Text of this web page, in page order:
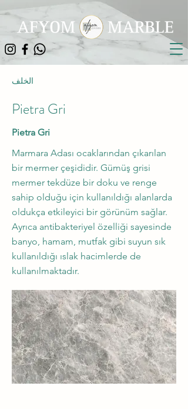
الخلف
Pietra Gri
Pietra Gri
Marmara Adası ocaklarından çıkarılan
bir mermer çeşididir. Gümüş grisi
mermer tekdüze bir doku ve renge
sahip olduğu için kullanıldığı alanlarda
oldukça etkileyici bir görünüm sağlar.
Ayrıca antibakteriyel özelliği sayesinde
banyo, hamam, mutfak gibi suyun sık
kullanıldığı ıslak hacimlerde de
kullanılmaktadır.